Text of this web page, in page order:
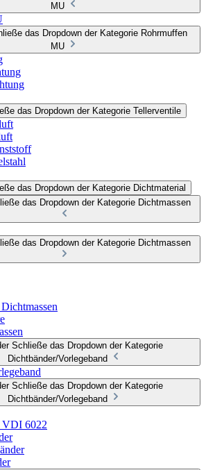
MU
das Dropdown der Kategorie Rohrmuffen
MU
das Dropdown der Kategorie Tellerventile
das Dropdown der Kategorie Dichtmaterial
das Dropdown der Kategorie Dichtmassen
das Dropdown der Kategorie Dichtmassen
Schließe das Dropdown der Kategorie
Dichtbänder/Vorlegeband
Schließe das Dropdown der Kategorie
Dichtbänder/Vorlegeband
VDI 6022